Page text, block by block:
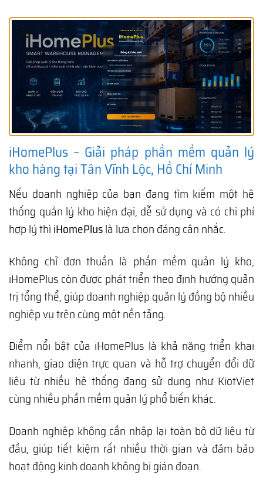
iHomePlus – Giải pháp phần mềm quản lý
kho hàng tại Tân Vĩnh Lộc, Hồ Chí Minh
Nếu doanh nghiệp của bạn đang tìm kiếm một hệ
thống quản lý kho hiện đại, dễ sử dụng và có chi phí
hợp lý thì iHomePluslà lựa chọn đáng cân nhắc.
Không chỉ đơn thuần là phần mềm quản lý kho,
iHomePlus còn được phát triển theo định hướng quản
trị tổng thể, giúp doanh nghiệp quản lý đồng bộ nhiều
nghiệp vụ trên cùng một nền tảng.
Điểm nổi bật của iHomePlus là khả năng triển khai
nhanh, giao diện trực quan và hỗ trợ chuyển đổi dữ
liệu từ nhiều hệ thống đang sử dụng như KiotViet
cùng nhiều phần mềm quản lý phổ biến khác.
Doanh nghiệp không cần nhập lại toàn bộ dữ liệu từ
đầu, giúp tiết kiệm rất nhiều thời gian và đảm bảo
hoạt động kinh doanh không bị gián đoạn.